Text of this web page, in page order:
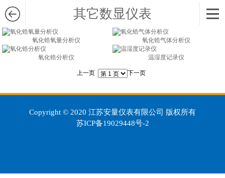
其它数显仪表
氧化锆氧量分析仪 氧化锆气体分析仪
氧化锆分析仪 温湿度记录仪
上一页 下一页
Copyright © 2020 江苏安量仪表有限公司 版权所有
苏ICP备19029448号-2